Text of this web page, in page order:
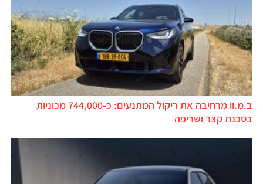
ב.מ.וו מרחיבה את ריקול המתנעים: כ-744,000 מכוניות
בסכנת קצר ושריפה